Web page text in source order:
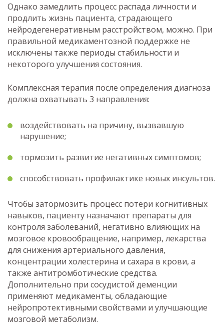
Однако замедлить процесс распада личности и
продлить жизнь пациента, страдающего
нейродегенеративным расстройством, можно. При
правильной медикаментозной поддержке не
исключены также периоды стабильности и
некоторого улучшения состояния.
Комплексная терапия после определения диагноза
должна охватывать 3 направления:
воздействовать на причину, вызвавшую
нарушение;
тормозить развитие негативных симптомов;
способствовать профилактике новых инсультов.
Чтобы затормозить процесс потери когнитивных
навыков, пациенту назначают препараты для
контроля заболеваний, негативно влияющих на
мозговое кровообращение, например, лекарства
для снижения артериального давления,
концентрации холестерина и сахара в крови, а
также антитромботические средства.
Дополнительно при сосудистой деменции
применяют медикаменты, обладающие
нейропротективными свойствами и улучшающие
мозговой метаболизм.